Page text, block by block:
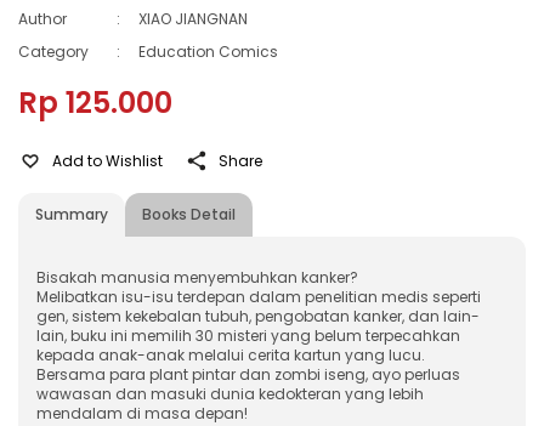
Author :
XIAO JIANGNAN
Category
: Education Comics
Rp 125.000
Summary Books Detail
Add to Wishlist Share
Bisakah manusia menyembuhkan kanker?
Melibatkan isu-isu terdepan dalam penelitian medis seperti
gen, sistem kekebalan tubuh, pengobatan kanker, dan lain-
lain, buku ini memilih 30 misteri yang belum terpecahkan
kepada anak-anak melalui cerita kartun yang lucu.
Bersama para plant pintar dan zombi iseng, ayo perluas
wawasan dan masuki dunia kedokteran yang lebih
mendalam di masa depan!